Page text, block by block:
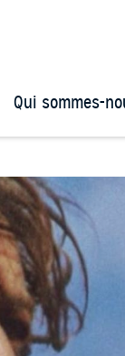
Qui sommes-